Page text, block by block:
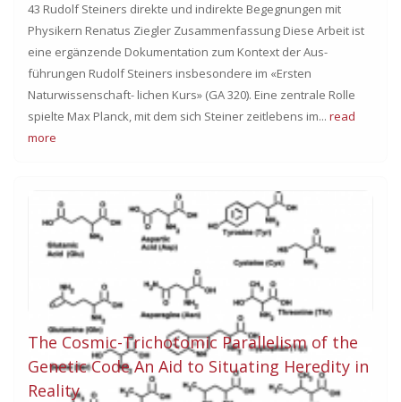
43 Rudolf Steiners direkte und indirekte Begegnungen mit
Physikern Renatus Ziegler Zusammenfassung Diese Arbeit ist
eine ergänzende Dokumentation zum Kontext der Aus-
führungen Rudolf Steiners insbesondere im «Ersten
Naturwissenschaft- lichen Kurs» (GA 320). Eine zentrale Rolle
spielte Max Planck, mit dem sich Steiner zeitlebens im... read
more
The Cosmic-Trichotomic Parallelism of the
Genetic Code An Aid to Situating Heredity in
Reality